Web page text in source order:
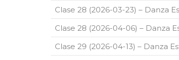
Clase 28 (2026-03-23) – Danza
Clase 28 (2026-04-06) – Danza
Clase 29 (2026-04-13) – Danza